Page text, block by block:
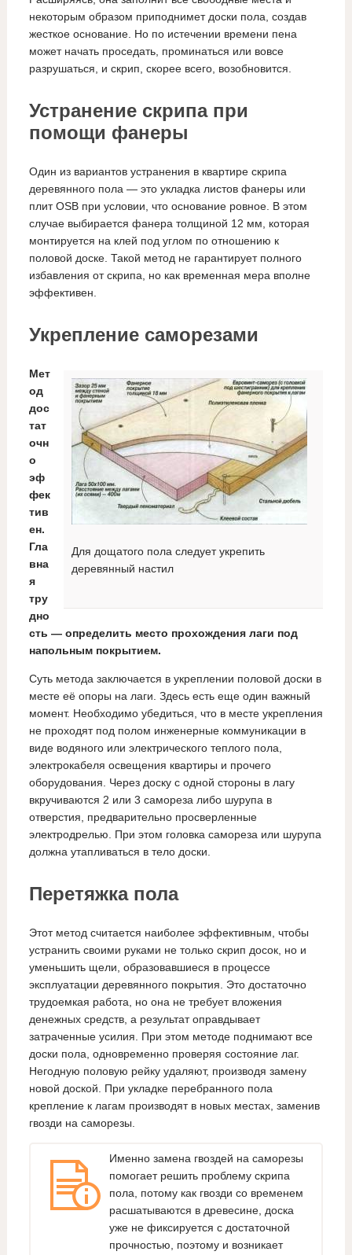
некоторым образом приподнимет доски пола, создав
жесткое основание. Но по истечении времени пена
может начать проседать, проминаться или вовсе
разрушаться, и скрип, скорее всего, возобновится.
Устранение скрипа при
помощи фанеры
Один из вариантов устранения в квартире скрипа
деревянного пола — это укладка листов фанеры или
плит OSB при условии, что основание ровное. В этом
случае выбирается фанера толщиной 12 мм, которая
монтируется на клей под углом по отношению к
половой доске. Такой метод не гарантирует полного
избавления от скрипа, но как временная мера вполне
эффективен.
Укрепление саморезами
Для дощатого пола следует укрепить
деревянный настил
Мет
од
дос
тат
очн
о
эф
фек
тив
ен.
Гла
вна
я
тру
дно
сть — определить место прохождения лаги под
напольным покрытием.
Суть метода заключается в укреплении половой доски в
месте её опоры на лаги. Здесь есть еще один важный
момент. Необходимо убедиться, что в месте укрепления
не проходят под полом инженерные коммуникации в
виде водяного или электрического теплого пола,
электрокабеля освещения квартиры и прочего
оборудования. Через доску с одной стороны в лагу
вкручиваются 2 или 3 самореза либо шурупа в
отверстия, предварительно просверленные
электродрелью. При этом головка самореза или шурупа
должна утапливаться в тело доски.
Перетяжка пола
Этот метод считается наиболее эффективным, чтобы
устранить своими руками не только скрип досок, но и
уменьшить щели, образовавшиеся в процессе
эксплуатации деревянного покрытия. Это достаточно
трудоемкая работа, но она не требует вложения
денежных средств, а результат оправдывает
затраченные усилия. При этом методе поднимают все
доски пола, одновременно проверяя состояние лаг.
Негодную половую рейку удаляют, производя замену
новой доской. При укладке перебранного пола
крепление к лагам производят в новых местах, заменив
гвозди на саморезы.
Именно замена гвоздей на саморезы
помогает решить проблему скрипа
пола, потому как гвозди со временем
расшатываются в древесине, доска
уже не фиксируется с достаточной
прочностью, поэтому и возникает